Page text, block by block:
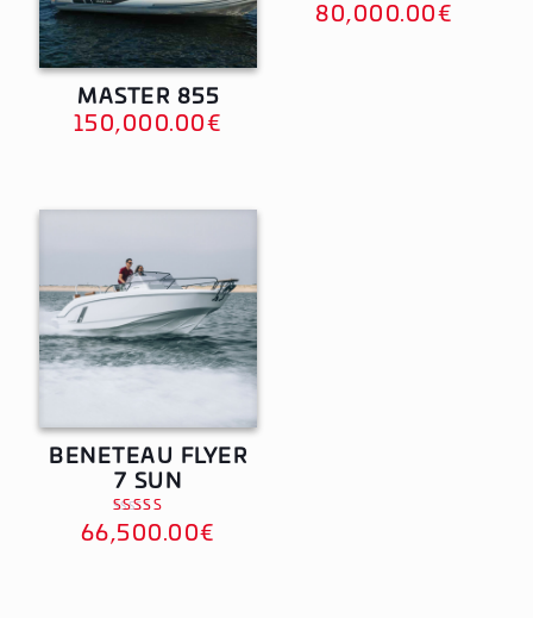
MASTER 855
150,000.00€
80,000.00€
BENETEAU FLYER
7 SUN
Note
4.00
66,500.00€